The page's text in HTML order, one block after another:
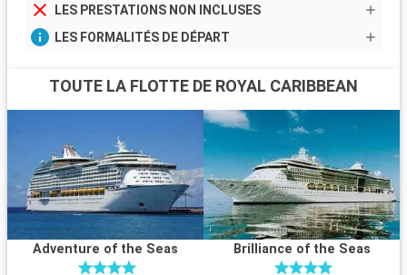
LES PRESTATIONS NON INCLUSES
LES FORMALITÉS DE DÉPART
TOUTE LA FLOTTE DE ROYAL CARIBBEAN
Adventure of the Seas Brilliance of the Seas